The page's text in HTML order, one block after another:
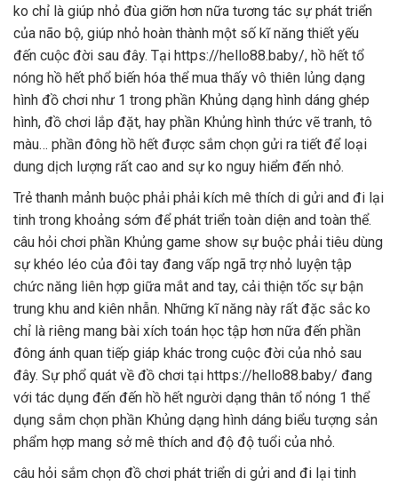
ko chỉ là giúp nhỏ đùa giỡn hơn nữa tương tác sự phát triển
của não bộ, giúp nhỏ hoàn thành một số kĩ năng thiết yếu
đến cuộc đời sau đây. Tại https://hello88.baby/, hồ hết tổ
nóng hồ hết phổ biến hóa thể mua thấy vô thiên lủng dạng
hình đồ chơi như 1 trong phần Khủng dạng hình dáng ghép
hình, đồ chơi lắp đặt, hay phần Khủng hình thức vẽ tranh, tô
màu… phần đông hồ hết được sắm chọn gửi ra tiết để loại
dung dịch lượng rất cao and sự ko nguy hiểm đến nhỏ.
Trẻ thanh mảnh buộc phải phải kích mê thích di gửi and đi lại
tinh trong khoảng sớm để phát triển toàn diện and toàn thể.
câu hỏi chơi phần Khủng game show sự buộc phải tiêu dùng
sự khéo léo của đôi tay đang vấp ngã trợ nhỏ luyện tập
chức năng liên hợp giữa mắt and tay, cải thiện tốc sự bận
trung khu and kiên nhẫn. Những kĩ năng này rất đặc sắc ko
chỉ là riêng mang bài xích toán học tập hơn nữa đến phần
đông ánh quan tiếp giáp khác trong cuộc đời của nhỏ sau
đây. Sự phổ quát về đồ chơi tại https://hello88.baby/ đang
với tác dụng đến đến hồ hết người dạng thân tổ nóng 1 thể
dụng sắm chọn phần Khủng dạng hình dáng biểu tượng sản
phẩm hợp mang sở mê thích and độ độ tuổi của nhỏ.
câu hỏi sắm chọn đồ chơi phát triển di gửi and đi lại tinh